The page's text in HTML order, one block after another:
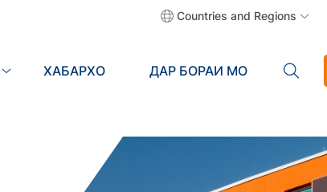
Countries and Regions
ХАБАРХО ДАР БОРАИ МО